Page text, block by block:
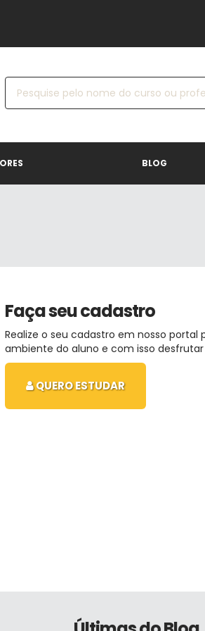
BLOG
Faça seu cadastro
Realize o seu cadastro em nosso
ambiente do aluno e com isso
QUERO ESTUDAR